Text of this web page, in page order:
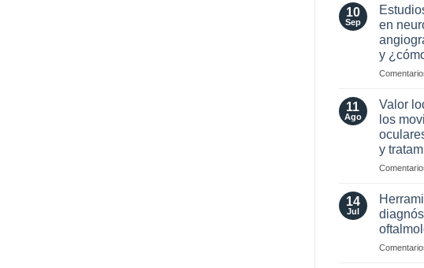
10
Sep
en
y
11
Ago
Valor
los
y
14
Jul